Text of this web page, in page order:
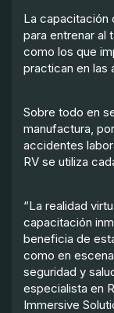
La capacitación
para entrenar al
como los que
practican en las
Sobre todo en
manufactura,
accidentes
RV se utiliza
“La realidad
capacitación
beneficia de
como en
seguridad y
especialista en
Immersive